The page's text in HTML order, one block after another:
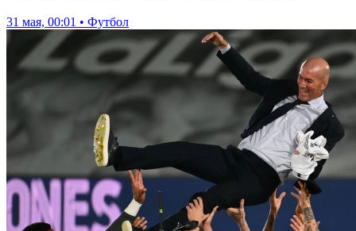
31 мая, 00:01 • Футбол